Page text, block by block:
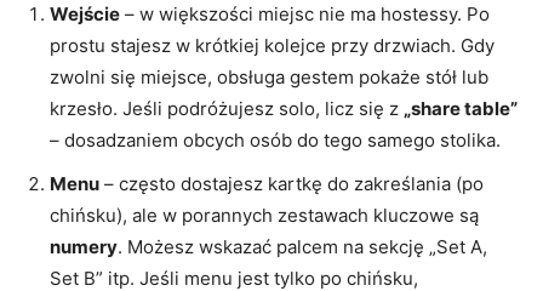
Wejście – w większości miejsc nie ma hostessy. Po
prostu stajesz w krótkiej kolejce przy drzwiach. Gdy
zwolni się miejsce, obsługa gestem pokaże stół lub
krzesło. Jeśli podróżujesz solo, licz się z „share table”
– dosadzaniem obcych osób do tego samego stolika.
Menu – często dostajesz kartkę do zakreślania (po
chińsku), ale w porannych zestawach kluczowe są
numery. Możesz wskazać palcem na sekcję „Set A,
Set B” itp. Jeśli menu jest tylko po chińsku,